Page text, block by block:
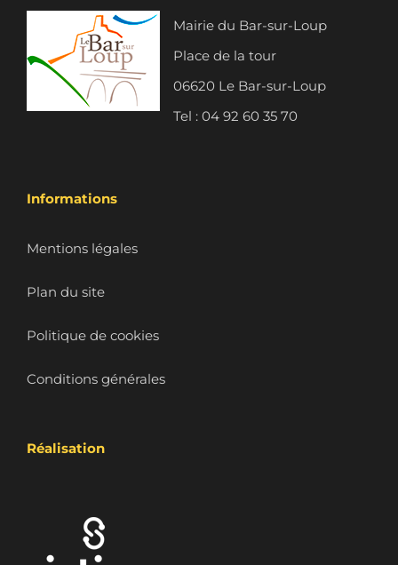
Mairie du Bar-sur-Loup
Place de la tour
06620 Le Bar-sur-Loup
Tel : 04 92 60 35 70
Informations
Mentions légales
Plan du site
Politique de cookies
Conditions générales
Réalisation